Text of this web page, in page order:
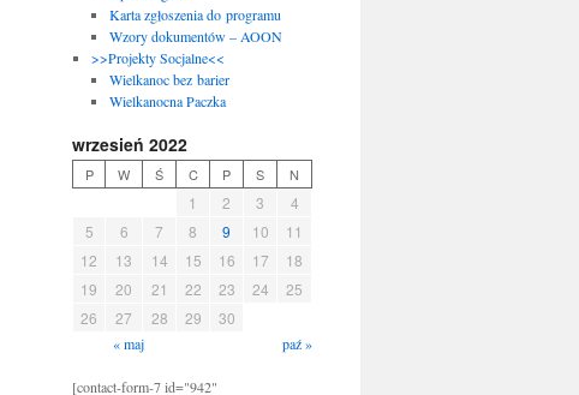
Karta zgłoszenia do programu
Wzory dokumentów – AOON
>>Projekty Socjalne<<
Wielkanoc bez barier
Wielkanocna Paczka
wrzesień 2022
P W Ś C P S N
1 2 3
4
5
6 7 8 9 10
11
12
13 14 15 16 17
18
19
20 21 22 23 24
25
26
27 28 29 30
« maj paź »
[contact-form-7 id="942"